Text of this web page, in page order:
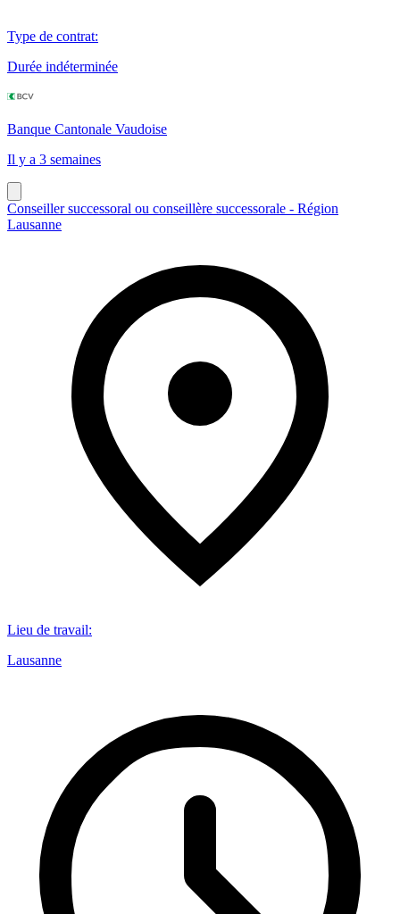
Type de contrat:
Durée indéterminée
Banque Cantonale Vaudoise
Il y a 3 semaines
Conseiller successoral ou conseillère successorale - Région
Lausanne
Lieu de travail:
Lausanne